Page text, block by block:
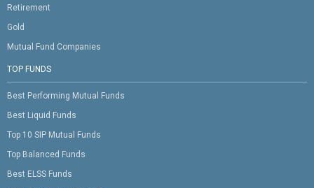
Retirement
Gold
Mutual Fund Companies
TOP FUNDS
Best Performing Mutual Funds
Best Liquid Funds
Top 10 SIP Mutual Funds
Top Balanced Funds
Best ELSS Funds